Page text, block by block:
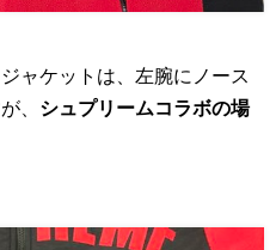
ャケットは、左腕にノース
、 シュプリームコラボの場